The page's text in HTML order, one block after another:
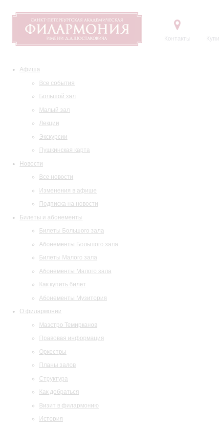
Контакты
Афиша
Все события
Большой зал
Малый зал
Лекции
Экскурсии
Пушкинская карта
Новости
Все новости
Изменения в афише
Подписка на новости
Билеты и абонементы
Билеты Большого зала
Абонементы Большого зала
Билеты Малого зала
Абонементы Малого зала
Как купить билет
Абонементы Музитория
О филармонии
Маэстро Темирканов
Правовая информация
Оркестры
Планы залов
Структура
Как добраться
Визит в филармонию
История